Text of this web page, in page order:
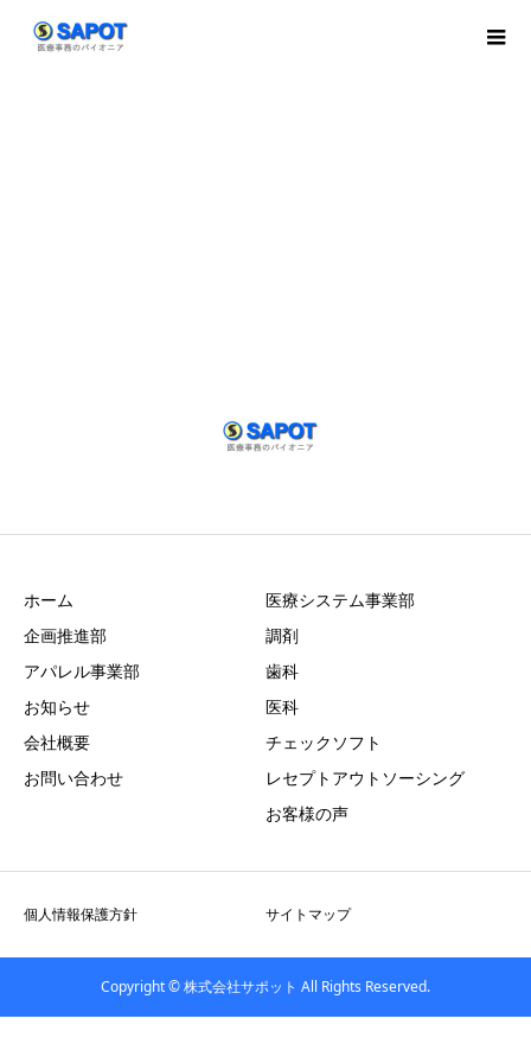
ホーム
企画推進部
アパレル事業部
お知らせ
会社概要
お問い合わせ
医療システム事業部
調剤
歯科
医科
チェックソフト
レセプトアウトソーシング
お客様の声
個人情報保護方針 サイトマップ
Copyright © 株式会社サポット All Rights Reserved.